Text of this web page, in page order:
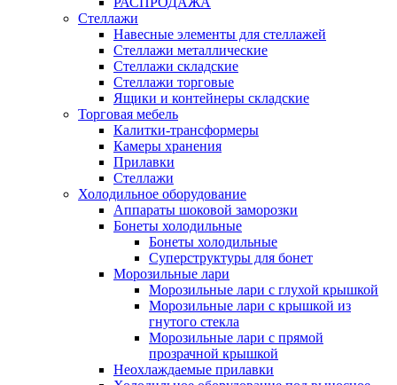
Стеллажи
Навесные элементы для стеллажей
Стеллажи металлические
Стеллажи складские
Стеллажи торговые
Ящики и контейнеры складские
Торговая мебель
Калитки-трансформеры
Камеры хранения
Прилавки
Стеллажи
Холодильное оборудование
Аппараты шоковой заморозки
Бонеты холодильные
Бонеты холодильные
Суперструктуры для бонет
Морозильные лари
Морозильные лари с глухой крышкой
Морозильные лари с крышкой из
гнутого стекла
Морозильные лари с прямой
прозрачной крышкой
Неохлаждаемые прилавки